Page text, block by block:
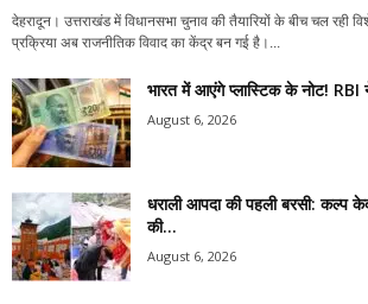
देहरादून। उत्तराखंड में विधानसभा चुनाव की तैयारियों के बीच चल रही
प्रक्रिया अब राजनीतिक विवाद का केंद्र बन गई है।...
भारत में आएंगे प्लास्टिक के नोट! RBI
August 6, 2026
धराली आपदा की पहली बरसी: कल्प
की...
August 6, 2026